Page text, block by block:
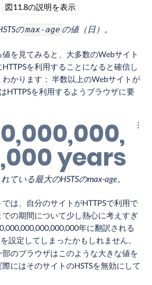
図11.8の説明を表示
のmax-age の値（日）。
を見てみると、大多数のWebサイト
を利用することになると確信し
かります： 半数以上のWebサイトが
HTTPSを利用するようブラウザに要
years
結
ている最大のHSTSのmax-age。
は、自分のサイトがHTTPSで利用で
での期間について少し熱心に考えすぎ
年に翻訳される
設定してしまったかもしれません。
部のブラウザはこのような大きな値を
にはそのサイトのHSTSを無効にして